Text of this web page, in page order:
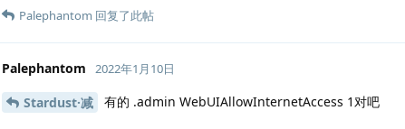
Palephantom 回复了此帖
Palephantom 2022年1月10日
Stardust·减 有的 .admin WebUIAllowInternetAccess 1对吧